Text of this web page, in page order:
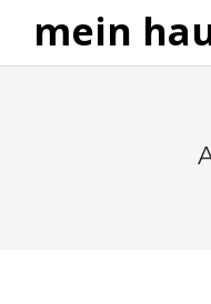
mein